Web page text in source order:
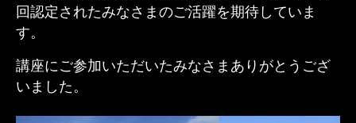
回認定されたみなさまのご活躍を期待していま
す。
講座にご参加いただいたみなさまありがとうござ
いました。